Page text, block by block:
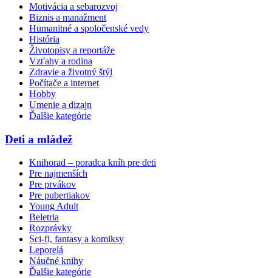
Motivácia a sebarozvoj
Biznis a manažment
Humanitné a spoločenské vedy
História
Životopisy a reportáže
Vzťahy a rodina
Zdravie a životný štýl
Počítače a internet
Hobby
Umenie a dizajn
Ďalšie kategórie
Deti a mládež
Knihorad – poradca kníh pre deti
Pre najmenších
Pre prvákov
Pre pubertiakov
Young Adult
Beletria
Rozprávky
Sci-fi, fantasy a komiksy
Leporelá
Náučné knihy
Ďalšie kategórie